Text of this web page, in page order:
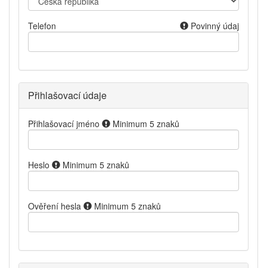
Telefon Povinný údaj
Přihlašovací údaje
Přihlašovací jméno Minimum 5 znaků
Heslo Minimum 5 znaků
Ověření hesla Minimum 5 znaků